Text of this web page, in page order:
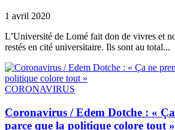
1 avril 2020
L’Université de Lomé fait don de vivres et
restés en cité universitaire. Ils sont au total...
CORONAVIRUS
Coronavirus / Edem Dotche : «
parce que la politique colore tout »